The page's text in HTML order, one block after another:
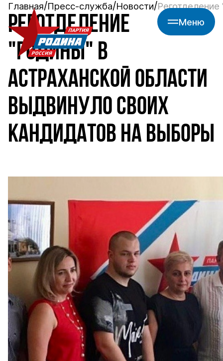
Меню
Главная Пресс-служба Новости
РЕГОТДЕЛЕНИЕ
"РОДИНЫ" В
АСТРАХАНСКОЙ ОБЛАСТИ
ВЫДВИНУЛО СВОИХ
КАНДИДАТОВ НА ВЫБОРЫ